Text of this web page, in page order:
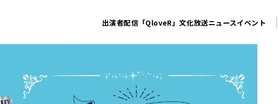
出演者配信「QloveR」文化放送ニュースイベント